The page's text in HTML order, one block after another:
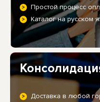
Простой процесс
Каталог на русском
Доставка в любой